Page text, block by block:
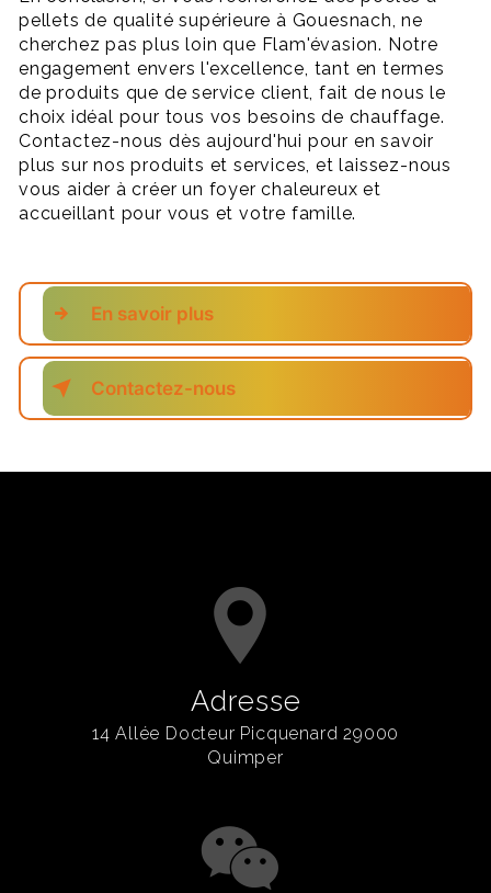
pellets de qualité supérieure à Gouesnach, ne
cherchez pas plus loin que Flam'évasion. Notre
engagement envers l'excellence, tant en termes
de produits que de service client, fait de nous le
choix idéal pour tous vos besoins de chauffage.
Contactez-nous dès aujourd'hui pour en savoir
plus sur nos produits et services, et laissez-nous
vous aider à créer un foyer chaleureux et
accueillant pour vous et votre famille.
En savoir plus
Contactez-nous
Adresse
14 Allée Docteur Picquenard 29000
Quimper